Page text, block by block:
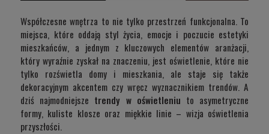
Współczesne wnętrza to nie tylko przestrzeń funkcjonalna. To
miejsca, które oddają styl życia, emocje i poczucie estetyki
mieszkańców, a jednym z kluczowych elementów aranżacji,
który wyraźnie zyskał na znaczeniu, jest oświetlenie, które nie
tylko rozświetla domy i mieszkania, ale staje się także
dekoracyjnym akcentem czy wręcz wyznacznikiem trendów. A
dziś najmodniejsze trendy w oświetleniu to asymetryczne
formy, kuliste klosze oraz miękkie linie – wizja oświetlenia
przyszłości.